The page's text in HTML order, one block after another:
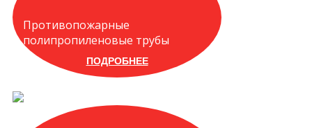
Противопожарные
полипропиленовые трубы
ПОДРОБНЕЕ